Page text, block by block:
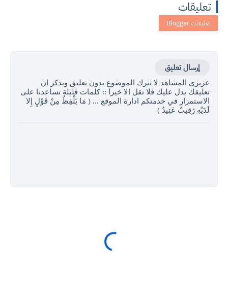
تعليقات
إرسال تعليق
عزيزي المشاهد لا تترك الموضوع بدون تعليق وتذكر ان
تعليقك يدل عليك فلا تقل الا خيرا :: كلمات قليلة تساعدنا على
الاستمرار في خدمتكم ادارة الموقع ... ( مَا يَلْفِظُ مِنْ قَوْلٍ إِلا
لَدَيْهِ رَقِيبٌ عَتِيدٌ )